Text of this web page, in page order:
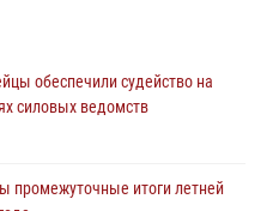
провел военно-полевые
воров в Челябинске
обеспечили судейство на
силовых ведомств
промежуточные итоги летней